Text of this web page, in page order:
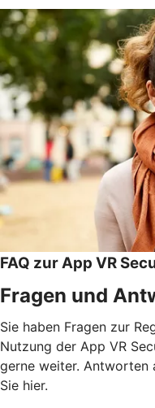
FAQ zur App VR
Fragen und
Sie haben Fragen zur
Nutzung der App VR
gerne weiter. Antworten
Sie hier.